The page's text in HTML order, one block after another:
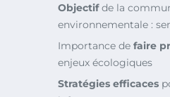
Objectifde la
environnementale :
Importance de faire
enjeux écologiques
Stratégies efficaces